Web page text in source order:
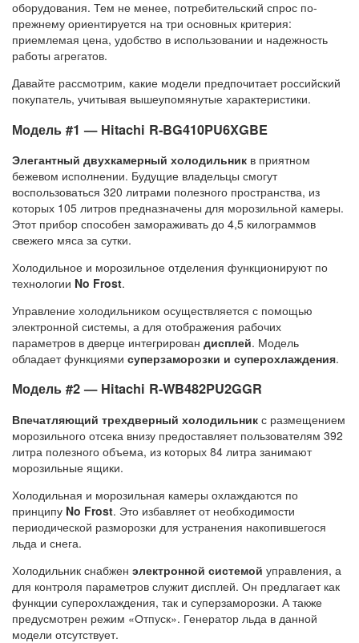
оборудования. Тем не менее, потребительский спрос по-
прежнему ориентируется на три основных критерия:
приемлемая цена, удобство в использовании и надежность
работы агрегатов.
Давайте рассмотрим, какие модели предпочитает российский
покупатель, учитывая вышеупомянутые характеристики.
Модель #1 — Hitachi R-BG410PU6XGBE
Элегантный двухкамерный холодильник в приятном
бежевом исполнении. Будущие владельцы смогут
воспользоваться 320 литрами полезного пространства, из
которых 105 литров предназначены для морозильной камеры.
Этот прибор способен замораживать до 4,5 килограммов
свежего мяса за сутки.
Холодильное и морозильное отделения функционируют по
технологии No Frost.
Управление холодильником осуществляется с помощью
электронной системы, а для отображения рабочих
параметров в дверце интегрирован дисплей. Модель
обладает функциями суперзаморозки и суперохлаждения.
Модель #2 — Hitachi R-WB482PU2GGR
Впечатляющий трехдверный холодильник с размещением
морозильного отсека внизу предоставляет пользователям 392
литра полезного объема, из которых 84 литра занимают
морозильные ящики.
Холодильная и морозильная камеры охлаждаются по
принципу No Frost. Это избавляет от необходимости
периодической разморозки для устранения накопившегося
льда и снега.
Холодильник снабжен электронной системой управления, а
для контроля параметров служит дисплей. Он предлагает как
функции суперохлаждения, так и суперзаморозки. А также
предусмотрен режим «Отпуск». Генератор льда в данной
модели отсутствует.